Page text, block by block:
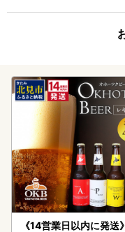
《14営業日以内に発送